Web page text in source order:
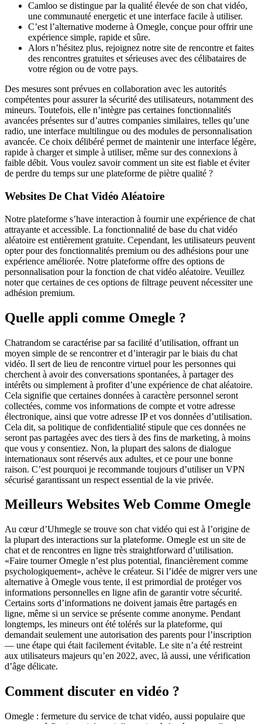
Camloo se distingue par la qualité élevée de son chat vidéo,
une communauté energetic et une interface facile à utiliser.
C’est l’alternative moderne à Omegle, conçue pour offrir une
expérience simple, rapide et sûre.
Alors n’hésitez plus, rejoignez notre site de rencontre et faites
des rencontres gratuites et sérieuses avec des célibataires de
votre région ou de votre pays.
Des mesures sont prévues en collaboration avec les autorités
compétentes pour assurer la sécurité des utilisateurs, notamment des
mineurs. Toutefois, elle n’intègre pas certaines fonctionnalités
avancées présentes sur d’autres companies similaires, telles qu’une
radio, une interface multilingue ou des modules de personnalisation
avancée. Ce choix délibéré permet de maintenir une interface légère,
rapide à charger et simple à utiliser, même sur des connexions à
faible débit. Vous voulez savoir comment un site est fiable et éviter
de perdre du temps sur une plateforme de piètre qualité ?
Websites De Chat Vidéo Aléatoire
Notre plateforme s’have interaction à fournir une expérience de chat
attrayante et accessible. La fonctionnalité de base du chat vidéo
aléatoire est entièrement gratuite. Cependant, les utilisateurs peuvent
opter pour des fonctionnalités premium ou des adhésions pour une
expérience améliorée. Notre plateforme offre des options de
personnalisation pour la fonction de chat vidéo aléatoire. Veuillez
noter que certaines de ces options de filtrage peuvent nécessiter une
adhésion premium.
Quelle appli comme Omegle ?
Chatrandom se caractérise par sa facilité d’utilisation, offrant un
moyen simple de se rencontrer et d’interagir par le biais du chat
vidéo. Il sert de lieu de rencontre virtuel pour les personnes qui
cherchent à avoir des conversations spontanées, à partager des
intérêts ou simplement à profiter d’une expérience de chat aléatoire.
Cela signifie que certaines données à caractère personnel seront
collectées, comme vos informations de compte et votre adresse
électronique, ainsi que votre adresse IP et vos données d’utilisation.
Cela dit, sa politique de confidentialité stipule que ces données ne
seront pas partagées avec des tiers à des fins de marketing, à moins
que vous y consentiez. Non, la plupart des salons de dialogue
internationaux sont réservés aux adultes, et ce pour une bonne
raison. C’est pourquoi je recommande toujours d’utiliser un VPN
sécurisé garantissant un respect essential de la vie privée.
Meilleurs Websites Web Comme Omegle
Au cœur d’Uhmegle se trouve son chat vidéo qui est à l’origine de
la plupart des interactions sur la plateforme. Omegle est un site de
chat et de rencontres en ligne très straightforward d’utilisation.
«Faire tourner Omegle n’est plus potential, financièrement comme
psychologiquement», achève le créateur. Si l’idée de migrer vers une
alternative à Omegle vous tente, il est primordial de protéger vos
informations personnelles en ligne afin de garantir votre sécurité.
Certains sorts d’informations ne doivent jamais être partagés en
ligne, même si un service se présente comme anonyme. Pendant
longtemps, les mineurs ont été tolérés sur la plateforme, qui
demandait seulement une autorisation des parents pour l’inscription
— une étape qui était facilement évitable. Le site n’a été restreint
aux utilisateurs majeurs qu’en 2022, avec, là aussi, une vérification
d’âge délicate.
Comment discuter en vidéo ?
Omegle : fermeture du service de tchat vidéo, aussi populaire que